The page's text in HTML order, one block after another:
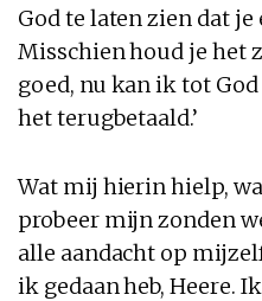
God te laten zien dat
Misschien houd je het
goed, nu kan ik tot
het terugbetaald.’
Wat mij hierin hielp,
probeer mijn zonden
alle aandacht op
ik gedaan heb, Heere.